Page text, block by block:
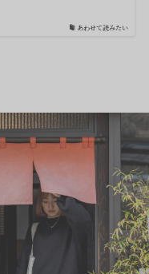
あわせて読みたい